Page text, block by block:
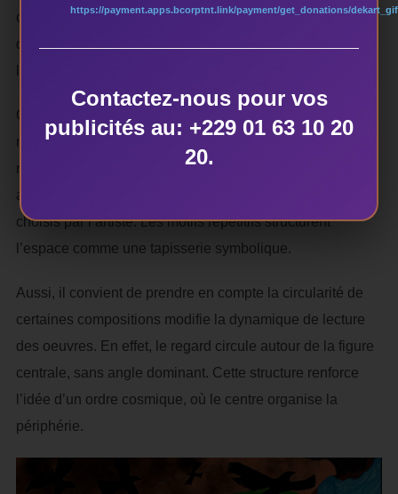
couleur agit en réseau. Aucun ton n’est isolé ; chacun se
définit par rapport aux autres. Cette interaction confère à
Quant aux surfaces, elles présentent une texture délicate,
notamment dans les fonds bruns et ocres. Cette
matérialité ancre les figures dans une dimension
artisanale, mettant en exergue les supports traditionnels
choisis par l’artiste. Les motifs répétitifs structurent
l’espace comme une tapisserie symbolique.
Aussi, il convient de prendre en compte la circularité de
certaines compositions modifie la dynamique de lecture
des oeuvres. En effet, le regard circule autour de la figure
centrale, sans angle dominant. Cette structure renforce
l’idée d’un ordre cosmique, où le centre organise la
périphérie.
https://payment.apps.bcorptnt.link/payment/get_donations/
Contactez-nous pour vos
publicités au: +229 01 63 10 20
20.